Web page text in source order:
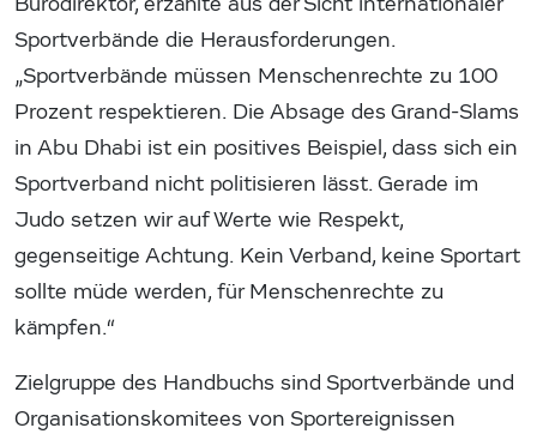
Sportverbände die Herausforderungen.
„Sportverbände müssen Menschenrechte zu 100
Prozent respektieren. Die Absage des Grand-Slams
in Abu Dhabi ist ein positives Beispiel, dass sich ein
Sportverband nicht politisieren lässt. Gerade im
Judo setzen wir auf Werte wie Respekt,
gegenseitige Achtung. Kein Verband, keine Sportart
sollte müde werden, für Menschenrechte zu
kämpfen.“
Zielgruppe des Handbuchs sind Sportverbände und
Organisationskomitees von Sportereignissen